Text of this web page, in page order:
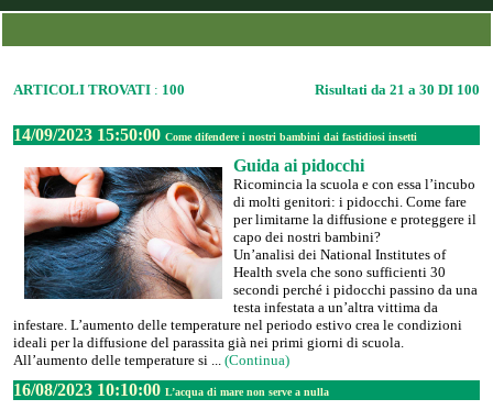
ARTICOLI TROVATI : 100 Risultati da 21 a 30 DI 100
14/09/2023 15:50:00 Come difendere i nostri bambini dai fastidiosi insetti
Guida ai pidocchi
Ricomincia la scuola e con essa l’incubo
di molti genitori: i pidocchi. Come fare
per limitarne la diffusione e proteggere il
capo dei nostri bambini?
Un’analisi dei National Institutes of
Health svela che sono sufficienti 30
secondi perché i pidocchi passino da una
testa infestata a un’altra vittima da
infestare. L’aumento delle temperature nel periodo estivo crea le condizioni
ideali per la diffusione del parassita già nei primi giorni di scuola.
All’aumento delle temperature si ... (Continua)
16/08/2023 10:10:00 L’acqua di mare non serve a nulla